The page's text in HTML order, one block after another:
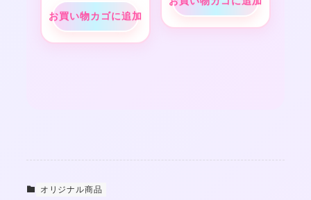
お買い物カゴに追加
お買い物カゴに追加
オリジナル商品